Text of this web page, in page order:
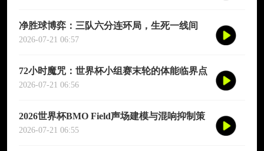
净胜球博弈：三队六分连环局，生死一线间
2026-07-21 06:57
72小时魔咒：世界杯小组赛末轮的体能临界点
与赛制正义重构
2026-07-21 06:56
2026世界杯BMO Field声场建模与混响抑制策
略：基于实测数据的声学性能评估
2026-07-21 06:55